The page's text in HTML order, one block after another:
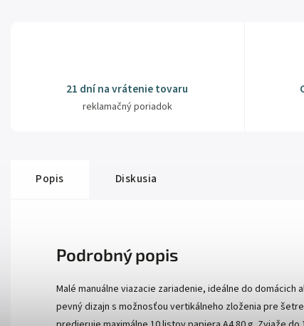
21 dní na vrátenie tovaru
reklamačný poriadok
Popis Diskusia
Podrobný popis
Malé manuálne viazacie zariadenie, ideálne do domácich
pevný dizajn s možnosťou vertikálneho zloženia pre